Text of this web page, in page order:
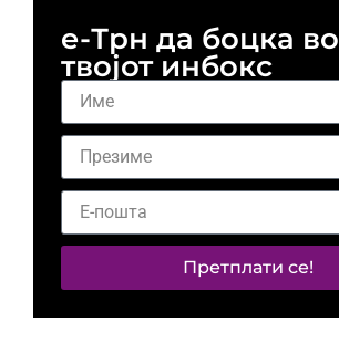
е-Трн да боцка во
твојот инбокс
Претплати се!